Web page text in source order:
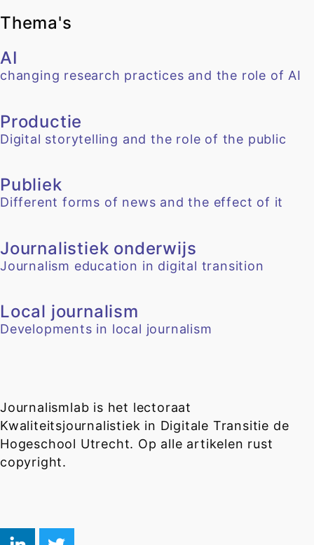
Thema's
AI
changing research practices and the role of AI
Productie
Digital storytelling and the role of the public
Publiek
Different forms of news and the effect of it
Journalistiek onderwijs
Journalism education in digital transition
Local journalism
Developments in local journalism
Journalismlab is het lectoraat
Kwaliteitsjournalistiek in Digitale Transitie de
Hogeschool Utrecht. Op alle artikelen rust
copyright.